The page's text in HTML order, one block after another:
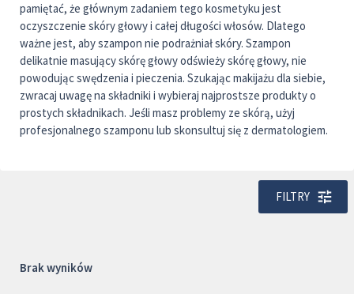
pamiętać, że głównym zadaniem tego kosmetyku jest
oczyszczenie skóry głowy i całej długości włosów. Dlatego
ważne jest, aby szampon nie podrażniał skóry. Szampon
delikatnie masujący skórę głowy odświeży skórę głowy, nie
powodując swędzenia i pieczenia. Szukając makijażu dla siebie,
zwracaj uwagę na składniki i wybieraj najprostsze produkty o
prostych składnikach. Jeśli masz problemy ze skórą, użyj
profesjonalnego szamponu lub skonsultuj się z dermatologiem.
FILTRY
Brak wyników